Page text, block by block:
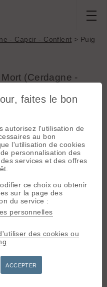
- Capcir - Conflent > Puig
(Cerdagne -
Clot de Rodes
faites le bon
autorisez l'utilisation de
au bon
l'utilisation de cookies
personnalisation des
services et des offres
ce choix ou obtenir
sur la page des
du service :
personnelles
des cookies ou
ACCEPTER